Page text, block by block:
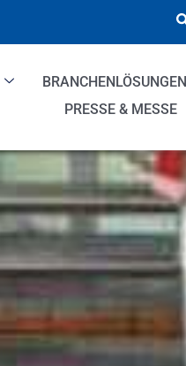
BRANCHENLÖSUNGEN
PRESSE & MESSE